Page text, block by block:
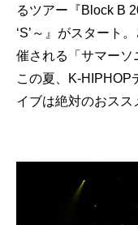
るツアー『Block B
‘S’～』がスタート
催される「サマーソ
この夏、K-HIPHOP
イブは絶対のおスス